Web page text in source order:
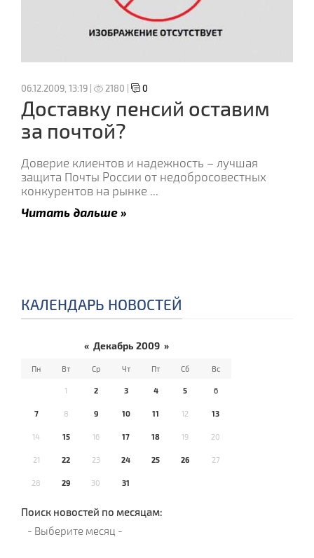
06.12.2009, 13:19 | 2180 | 0
Доставку пенсий оставим
за почтой?
Доверие клиентов и надежность – лучшая
защита Почты России от недобросовестных
конкурентов на рынке ...
Читать дальше »
КАЛЕНДАРЬ НОВОСТЕЙ
« Декабрь 2009 »
Пн Вт Ср Чт Пт Сб Вс
1 2 3 4 5 6
7 8 9 10 11 12 13
14 15 16 17 18 19 20
21 22 23 24 25 26 27
28 29 30 31
Поиск новостей по месяцам: